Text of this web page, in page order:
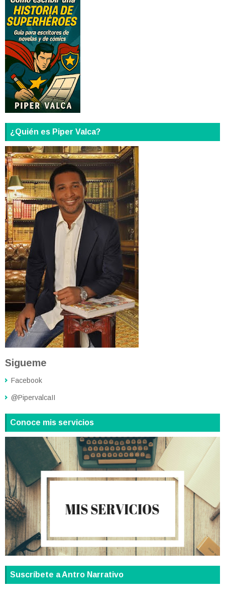
¿Quién es Piper Valca?
Sigueme
Facebook
@PipervalcaII
Conoce mis servicios
Suscríbete a Antro Narrativo